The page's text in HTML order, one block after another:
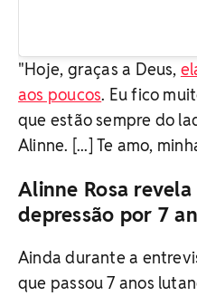
"Hoje, graças a Deus,
aos poucos. Eu fico
que estão sempre do
Alinne. [...] Te amo,
Alinne Rosa
depressão por 7
Ainda durante a
que passou 7 anos